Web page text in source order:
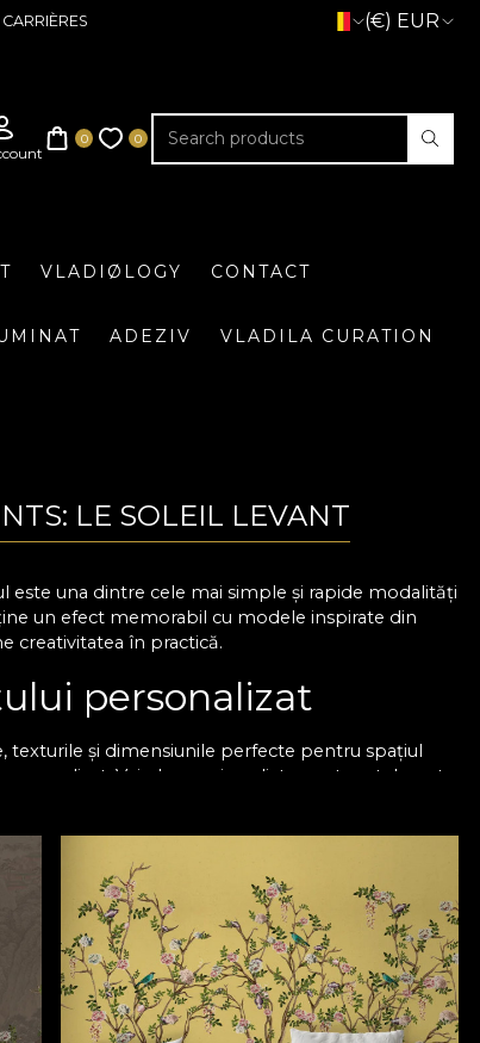
CARRIÈRES (€) EUR
VLADIØLOGY CONTACT
ADEZIV VLADILA CURATION
LE SOLEIL LEVANT
este una dintre cele mai simple și rapide modalități
un efect memorabil cu modele inspirate din
creativitatea în practică.
personalizat
texturile și dimensiunile perfecte pentru spațiul
Vei observa imediat cum tapetul poate
mai mult timp.
o metodă ușor de pus în practică. Produsele
sau showroom-uri.
produs din portofoliul nostru este realizat cu
prin folosirea unor tehnologii speciale care
pereților tăi